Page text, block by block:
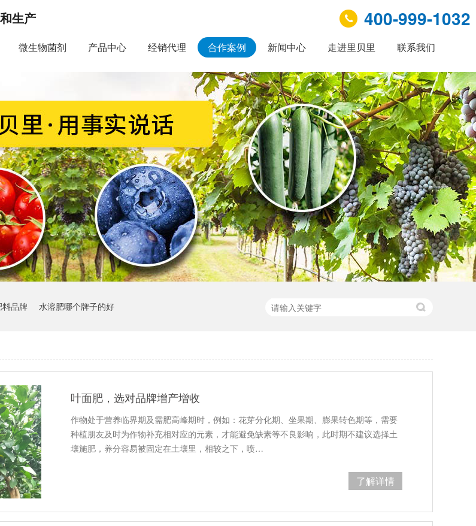
生产 400-999-1032
微生物菌剂 产品中心 经销代理 合作案例 新闻中心 走进里贝里 联系我们
品牌 水溶肥哪个牌子的好
叶面肥，选对品牌增产增收
作物处于营养临界期及需肥高峰期时，例如：花芽分化期、坐果期、膨果转色期等，需要
种植朋友及时为作物补充相对应的元素，才能避免缺素等不良影响，此时期不建议选择土
壤施肥，养分容易被固定在土壤里，相较之下，喷…
了解详情